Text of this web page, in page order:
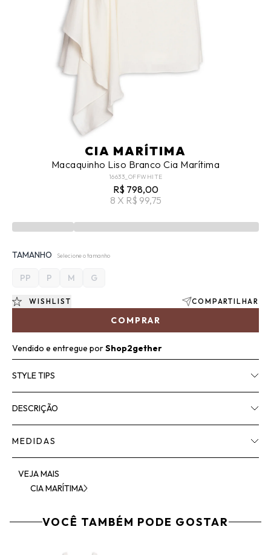
CIA MARÍTIMA
Macaquinho Liso Branco Cia Marítima
16633_OFFWHITE
R$ 798,00
8 X R$ 99,75
TAMANHO Selecione o tamanho
PP P M G
COMPRAR
WISHLIST COMPARTILHAR
Vendido e entregue porShop2gether
STYLE TIPS
DESCRIÇÃO
MEDIDAS
VEJA MAIS
CIA MARÍTIMA
VOCÊ TAMBÉM PODE GOSTAR